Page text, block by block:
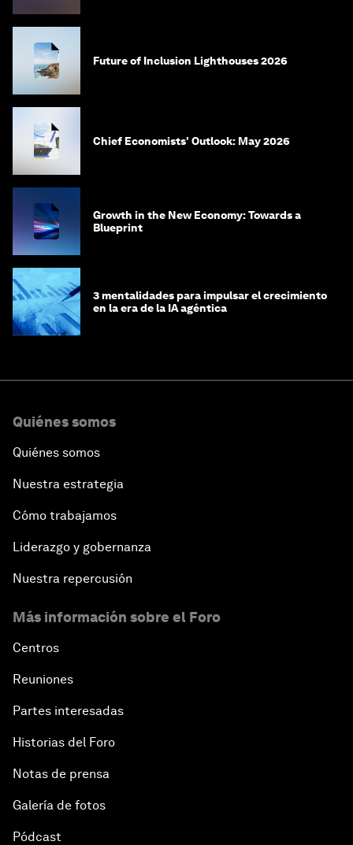
Future of Inclusion Lighthouses 2026
Chief Economists' Outlook: May 2026
Growth in the New Economy: Towards a
Blueprint
3 mentalidades para impulsar el crecimiento
en la era de la IA agéntica
Quiénes somos
Quiénes somos
Nuestra estrategia
Cómo trabajamos
Liderazgo y gobernanza
Nuestra repercusión
Más información sobre el Foro
Centros
Reuniones
Partes interesadas
Historias del Foro
Notas de prensa
Galería de fotos
Pódcast